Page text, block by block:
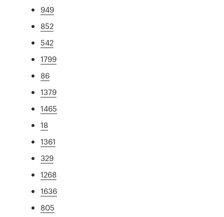
949
852
542
1799
86
1379
1465
18
1361
329
1268
1636
805